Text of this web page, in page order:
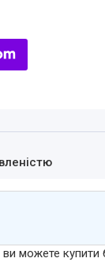
ви можете